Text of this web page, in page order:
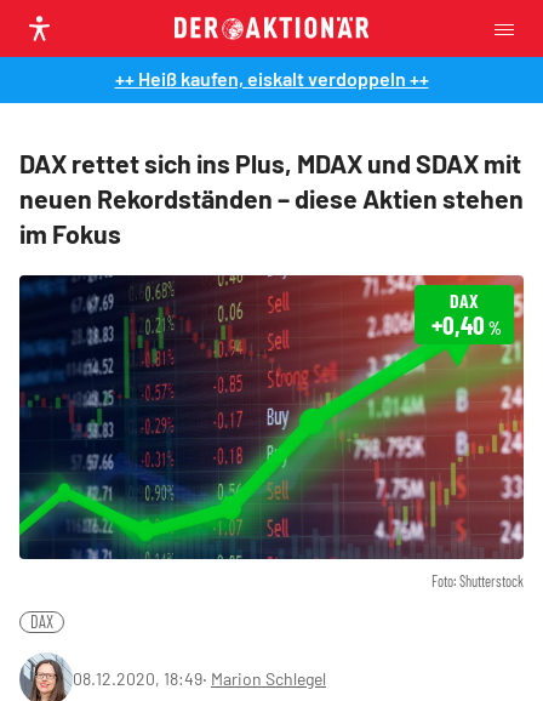
++ Heiß kaufen, eiskalt verdoppeln ++
DAX rettet sich ins Plus, MDAX und SDAX mit
neuen Rekordständen – diese Aktien stehen
im Fokus
Foto: Shutterstock
DAX
+0,40 %
DAX
08.12.2020, 18:49‧ Marion Schlegel